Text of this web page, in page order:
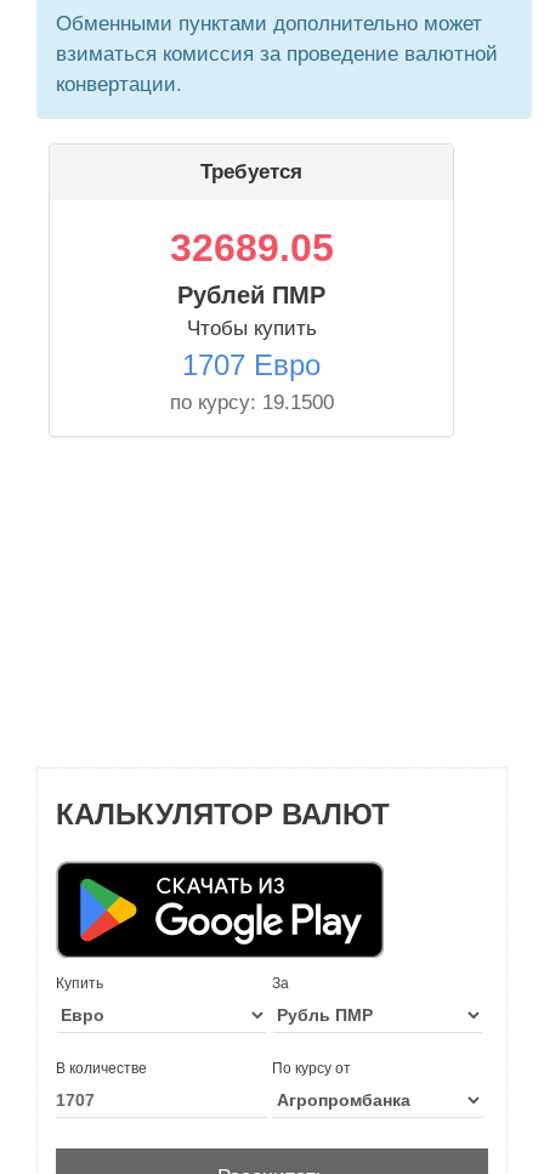
Обменными пунктами дополнительно может
взиматься комиссия за проведение валютной
конвертации.
Требуется
32689.05
Рублей ПМР
Чтобы купить
1707 Евро
по курсу: 19.1500
КАЛЬКУЛЯТОР ВАЛЮТ
Купить За
В количестве По курсу от